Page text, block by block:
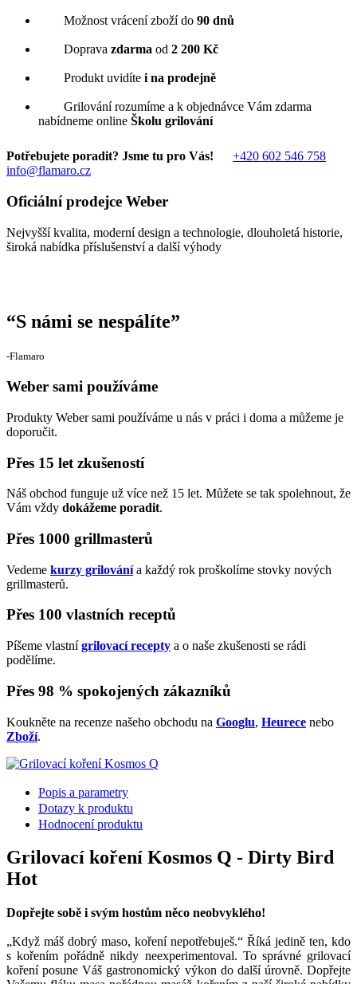
Možnost vrácení zboží do 90 dnů
Doprava zdarma od 2 200 Kč
Produkt uvidíte i na prodejně
Grilování rozumíme a k objednávce Vám zdarma
nabídneme online Školu grilování
Potřebujete poradit? Jsme tu pro Vás!
+420 602 546 758
info@flamaro.cz
Oficiální prodejce Weber
Nejvyšší kvalita, moderní design a technologie, dlouholetá historie,
široká nabídka příslušenství a další výhody
“S námi se nespálíte”
‐Flamaro
Weber sami používáme
Produkty Weber sami používáme u nás v práci i doma a můžeme je
doporučit.
Přes 15 let zkušeností
Náš obchod funguje už více než 15 let. Můžete se tak spolehnout, že
Vám vždy dokážeme poradit.
Přes 1000 grillmasterů
Vedeme kurzy grilovánía každý rok proškolíme stovky nových
grillmasterů.
Přes 100 vlastních receptů
Píšeme vlastnígrilovací recepty a o naše zkušenosti se rádi
podělíme.
Přes 98 % spokojených zákazníků
Koukněte na recenze našeho obchodu na Googlu, Heurece nebo
Zboží.
Popis a parametry
Dotazy k produktu
Hodnocení produktu
Grilovací koření Kosmos Q - Dirty Bird
Hot
Dopřejte sobě i svým hostům něco neobvyklého!
„Když máš dobrý maso, koření nepotřebuješ.“ Říká jedině ten, kdo
s kořením pořádně nikdy neexperimentoval. To správné grilovací
koření posune Váš gastronomický výkon do další úrovně. Dopřejte